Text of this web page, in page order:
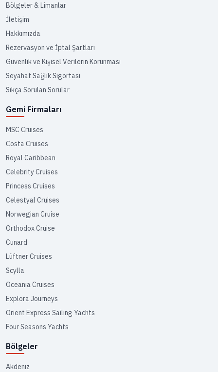
Bölgeler & Limanlar
İletişim
Hakkımızda
Rezervasyon ve İptal Şartları
Güvenlik ve Kişisel Verilerin Korunması
Seyahat Sağlık Sigortası
Sıkça Sorulan Sorular
Gemi Firmaları
MSC Cruises
Costa Cruises
Royal Caribbean
Celebrity Cruises
Princess Cruises
Celestyal Cruises
Norwegian Cruise
Orthodox Cruise
Cunard
Lüftner Cruises
Scylla
Oceania Cruises
Explora Journeys
Orient Express Sailing Yachts
Four Seasons Yachts
Bölgeler
Akdeniz